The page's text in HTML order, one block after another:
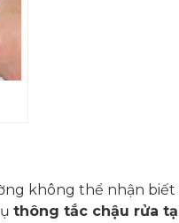
không thể nhận biết
thông tắc chậu rửa